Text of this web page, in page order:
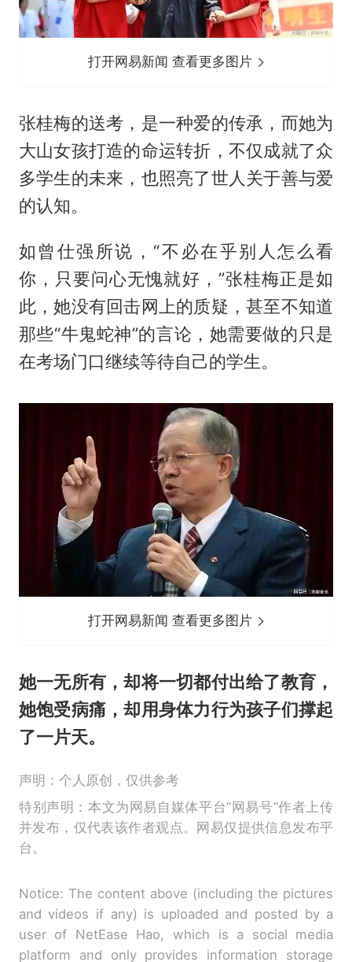
打开网易新闻 查看更多图片
张桂梅的送考，是一种爱的传承，而她为
大山女孩打造的命运转折，不仅成就了众
多学生的未来，也照亮了世人关于善与爱
的认知。
如曾仕强所说，“不必在乎别人怎么看
你，只要问心无愧就好，”张桂梅正是如
此，她没有回击网上的质疑，甚至不知道
那些“牛鬼蛇神”的言论，她需要做的只是
在考场门口继续等待自己的学生。
打开网易新闻 查看更多图片
她一无所有，却将一切都付出给了教育，
她饱受病痛，却用身体力行为孩子们撑起
了一片天。
声明：个人原创，仅供参考
特别声明：本文为网易自媒体平台“网易号”作者上传
并发布，仅代表该作者观点。网易仅提供信息发布平
台。
Notice: The content above (including the pictures
and videos if any) is uploaded and posted by a
user of NetEase Hao, which is a social media
platform and only provides information storage